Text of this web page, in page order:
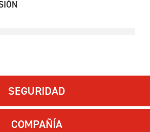
SEGURIDAD
COMPAÑÍA